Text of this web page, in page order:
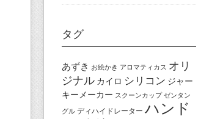
タグ
あずき お絵かき アロマティカス オリ
ジナル カイロ シリコン ジャー
キーメーカー スクーンカップ ゼンタン
グル ディハイドレーター ハンド